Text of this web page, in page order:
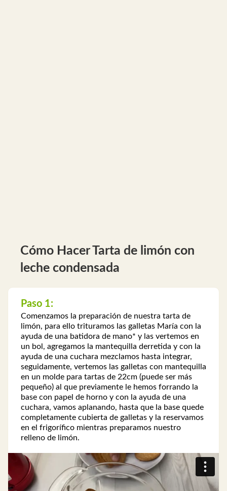
Cómo Hacer Tarta de limón con
leche condensada
Paso 1:
Comenzamos la preparación de nuestra tarta de
limón, para ello trituramos las galletas María con la
ayuda de una batidora de mano* y las vertemos en
un bol, agregamos la mantequilla derretida y con la
ayuda de una cuchara mezclamos hasta integrar,
seguidamente, vertemos las galletas con mantequilla
en un molde para tartas de 22cm (puede ser más
pequeño) al que previamente le hemos forrando la
base con papel de horno y con la ayuda de una
cuchara, vamos aplanando, hasta que la base quede
completamente cubierta de galletas y la reservamos
en el frigorífico mientras preparamos nuestro
relleno de limón.